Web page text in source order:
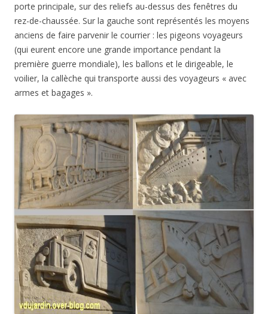
porte principale, sur des reliefs au-dessus des fenêtres du
rez-de-chaussée. Sur la gauche sont représentés les moyens
anciens de faire parvenir le courrier : les pigeons voyageurs
(qui eurent encore une grande importance pendant la
première guerre mondiale), les ballons et le dirigeable, le
voilier, la callèche qui transporte aussi des voyageurs « avec
armes et bagages ».